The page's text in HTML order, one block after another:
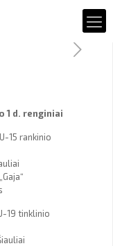
1 d. renginiai
15 rankinio
19 tinklinio